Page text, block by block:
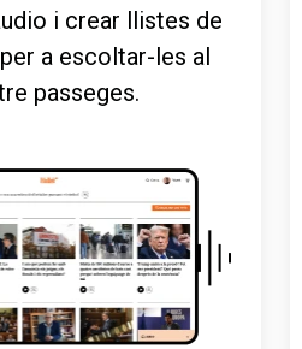
i crear llistes de
a escoltar-les al
passeges.